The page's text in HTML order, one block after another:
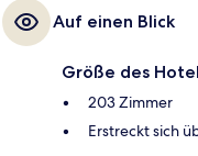
Auf einen Blick
Größe des
203 Zimmer
Erstreckt sich